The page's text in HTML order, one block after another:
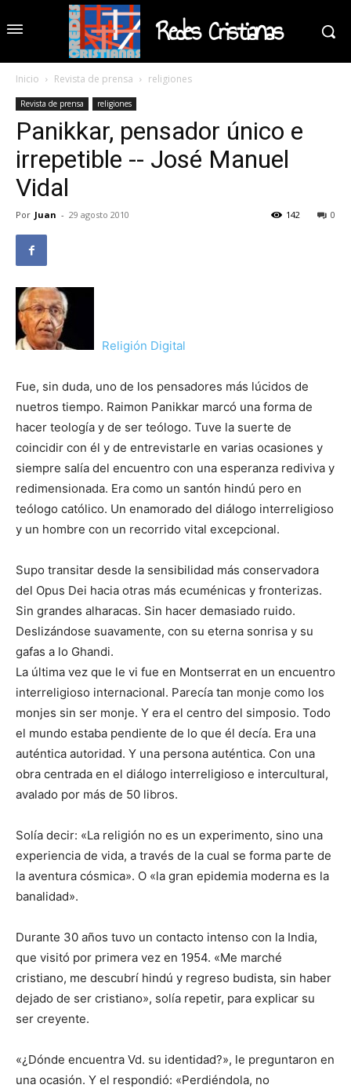
Redes Cristianas
Inicio Revista de prensa religiones
Revista de prensa religiones
Panikkar, pensador único e
irrepetible -- José Manuel
Vidal
Por Juan - 29 agosto 2010 0
142
Religión Digital
Fue, sin duda, uno de los pensadores más lúcidos de
nuetros tiempo. Raimon Panikkar marcó una forma de
hacer teología y de ser teólogo. Tuve la suerte de
coincidir con él y de entrevistarle en varias ocasiones y
siempre salía del encuentro con una esperanza rediviva y
redimensionada. Era como un santón hindú pero en
teólogo católico. Un enamorado del diálogo interreligioso
y un hombre con un recorrido vital excepcional.
Supo transitar desde la sensibilidad más conservadora
del Opus Dei hacia otras más ecuménicas y fronterizas.
Sin grandes alharacas. Sin hacer demasiado ruido.
Deslizándose suavamente, con su eterna sonrisa y su
gafas a lo Ghandi.
La última vez que le vi fue en Montserrat en un encuentro
interreligioso internacional. Parecía tan monje como los
monjes sin ser monje. Y era el centro del simposio. Todo
el mundo estaba pendiente de lo que él decía. Era una
auténtica autoridad. Y una persona auténtica. Con una
obra centrada en el diálogo interreligioso e intercultural,
avalado por más de 50 libros.
Solía decir: «La religión no es un experimento, sino una
experiencia de vida, a través de la cual se forma parte de
la aventura cósmica». O «la gran epidemia moderna es la
banalidad».
Durante 30 años tuvo un contacto intenso con la India,
que visitó por primera vez en 1954. «Me marché
cristiano, me descubrí hindú y regreso budista, sin haber
dejado de ser cristiano», solía repetir, para explicar su
ser creyente.
«¿Dónde encuentra Vd. su identidad?», le preguntaron en
una ocasión. Y el respondió: «Perdiéndola, no